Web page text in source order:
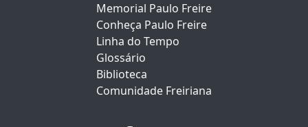
Memorial Paulo Freire
Conheça Paulo Freire
Linha do Tempo
Glossário
Biblioteca
Comunidade Freiriana